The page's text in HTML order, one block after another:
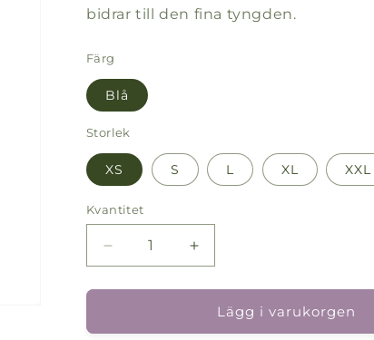
bidrar till den fina tyngden.
Färg
Blå
Storlek
XS S L XL XXL
Kvantitet
Kvantitet
Minska
kvantitet
för
Jolly
Öka
kvantitet
för
Kjolen
Jolly
Lägg i varukorgen